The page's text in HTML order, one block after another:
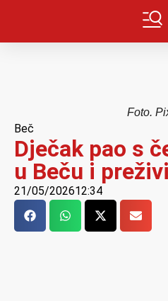
Foto.
Beč
Dječak pao s
u Beču i
21/05/202612:34